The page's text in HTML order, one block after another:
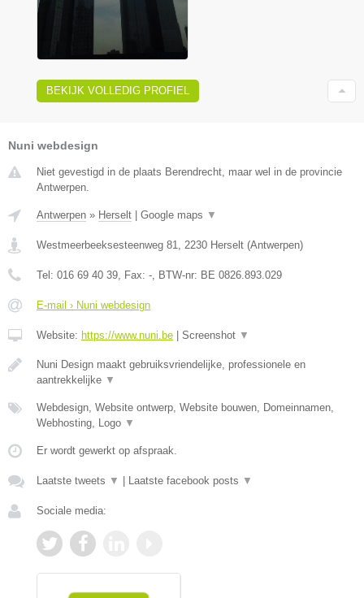
BEKIJK VOLLEDIG PROFIEL
Nuni webdesign
Niet gevestigd in de plaats Berendrecht, maar wel in de provincie
Antwerpen.
Antwerpen » Herselt Google maps ▼
Westmeerbeeksesteenweg 81, 2230 Herselt (Antwerpen)
Tel: 016 69 40 39, Fax: -, BTW-nr: BE 0826.893.029
E-mail › Nuni webdesign
Website: https://www.nuni.be Screenshot ▼
Nuni Design maakt gebruiksvriendelijke, professionele en
aantrekkelijke ▼
Webdesign, Website ontwerp, Website bouwen, Domeinnamen,
Webhosting, Logo ▼
Er wordt gewerkt op afspraak.
Laatste tweets ▼ Laatste facebook posts ▼
Sociale media: